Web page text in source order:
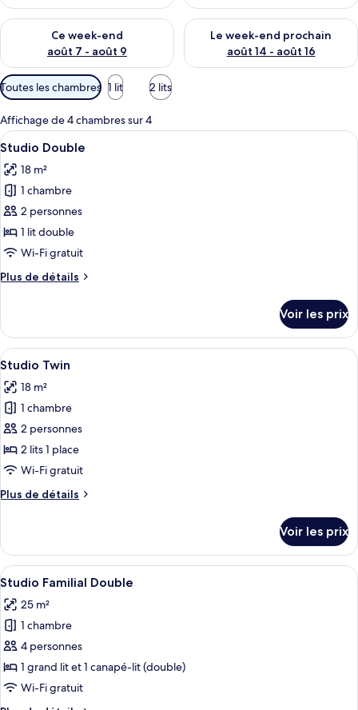
Ce week-end
août 7 - août 9
Vérifier la disponibilité pour ce week-end août 7 - août 9
Le week-end prochain
août 14 - août 16
Vérifier la disponibilité pour
Filtres
disponibles
pour
les
chambres
Toutes les chambres 1 lit 2 lits
Affichage de 4 chambres sur 4
Afficher
toutes
les
photos
pour
ce
type
chambre :
Un lit bien fait, agrémenté d’un
5
Studio Double
18 m²
1 chambre
2 personnes
1 lit double
Wi-Fi gratuit
Plus de détails
Plus
le
type
de
Studio
Double
Voir les prix
Afficher
toutes
les
photos
pour
ce
type
chambre :
Une chambre d’hôtel moderne
4
Studio Twin
18 m²
1 chambre
2 personnes
2 lits 1 place
Wi-Fi gratuit
Plus de détails
Plus
le
type
de
Studio
Twin
Voir les prix
Afficher
toutes
les
photos
pour
ce
type
Une chambre d’hôtel avec un grand
5
Studio Familial Double
25 m²
1 chambre
4 personnes
1 grand lit et 1 canapé-lit (double)
Wi-Fi gratuit